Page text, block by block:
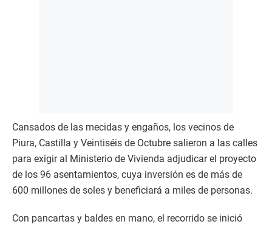
Cansados de las mecidas y engaños, los vecinos de
Piura, Castilla y Veintiséis de Octubre salieron a las calles
para exigir al Ministerio de Vivienda adjudicar el proyecto
de los 96 asentamientos, cuya inversión es de más de
600 millones de soles y beneficiará a miles de personas.
Con pancartas y baldes en mano, el recorrido se inició